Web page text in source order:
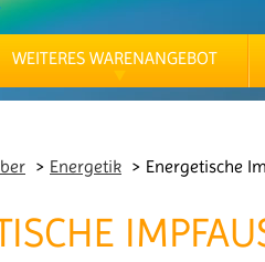
WEITERES WARENANGEBOT
Energetik Energetische